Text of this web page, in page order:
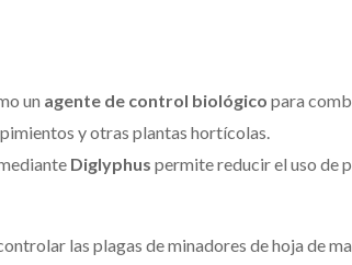
un agente de control biológico para
y otras plantas hortícolas.
Diglyphus permite reducir el uso de
las plagas de minadores de hoja de